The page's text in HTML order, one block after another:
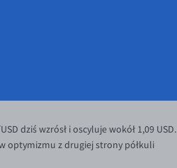
dziś wzrósł i oscyluje wokół 1,09 USD.
optymizmu z drugiej strony półkuli